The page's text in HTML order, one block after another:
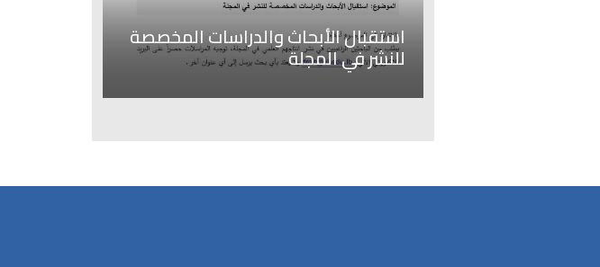
استقبال الأبحاث والدراسات المخصصة
للنشر في المجلة